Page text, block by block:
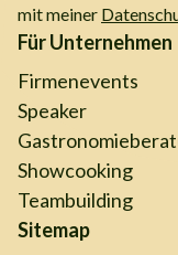
mit meiner
Für Unternehmen
Firmenevents
Speaker
Showcooking
Teambuilding
Sitemap